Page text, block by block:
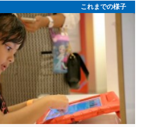
これまでの様子